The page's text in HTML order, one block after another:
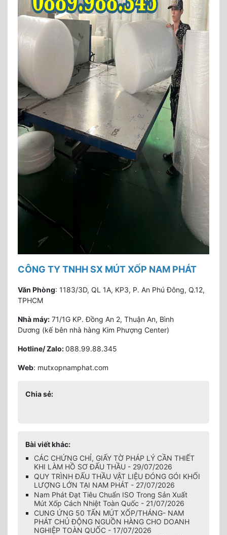
CÔNG TY TNHH SX MÚT XỐP NAM PHÁT
Văn Phòng: 1183/3D, QL 1A, KP3, P. An Phú Đông, Q.12,
TPHCM
Nhà máy: 71/1G KP. Đồng An 2, Thuận An, Bình
Dương (kế bên nhà hàng Kim Phượng Center)
Hotline/ Zalo:088.99.88.345
Web: mutxopnamphat.com
Chia sẻ:
Bài viết khác:
CÁC CHỨNG CHỈ, GIẤY TỜ PHÁP LÝ CẦN THIẾT
KHI LÀM HỒ SƠ ĐẤU THẦU - 29/07/2026
QUY TRÌNH ĐẤU THẦU VẬT LIỆU ĐÓNG GÓI KHỐI
LƯỢNG LỚN TẠI NAM PHÁT - 27/07/2026
Nam Phát Đạt Tiêu Chuẩn ISO Trong Sản Xuất
Mút Xốp Cách Nhiệt Toàn Quốc - 21/07/2026
CUNG ỨNG 50 TẤN MÚT XỐP/THÁNG- NAM
PHÁT CHỦ ĐỘNG NGUỒN HÀNG CHO DOANH
NGHIỆP TOÀN QUỐC - 17/07/2026